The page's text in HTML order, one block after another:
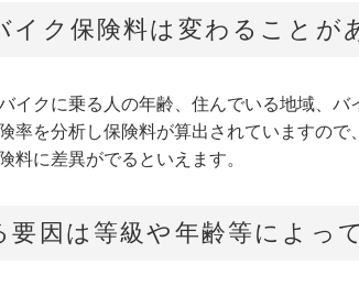
イク保険料は変わることが
イクに乗る人の年齢、住んでいる地域、バ
率を分析し保険料が算出されていますので
料に差異がでるといえます。
要因は等級や年齢等によっ